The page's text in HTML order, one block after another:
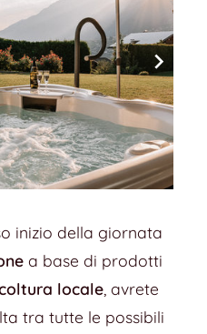
inizio della giornata
a base di prodotti
locale, avrete
tra tutte le possibili